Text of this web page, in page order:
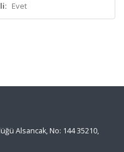
Evet
Alsancak, No: 144 35210,